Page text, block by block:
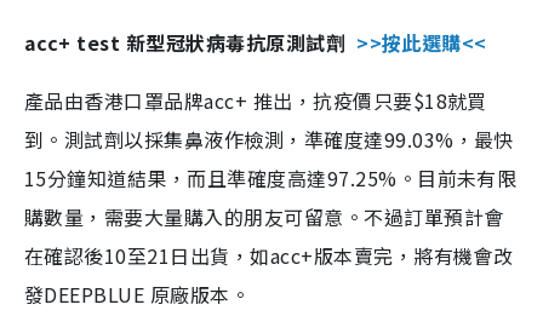
acc+ test 新型冠狀病毒抗原測試劑 >>按此選購<<
產品由香港口罩品牌acc+ 推出，抗疫價只要$18就買
到。測試劑以採集鼻液作檢測，準確度達99.03%，最快
15分鐘知道結果，而且準確度高達97.25%。目前未有限
購數量，需要大量購入的朋友可留意。不過訂單預計會
在確認後10至21日出貨，如acc+版本賣完，將有機會改
發DEEPBLUE 原廠版本。